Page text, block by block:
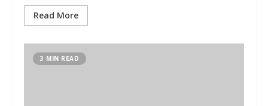
Read More
3 MIN READ